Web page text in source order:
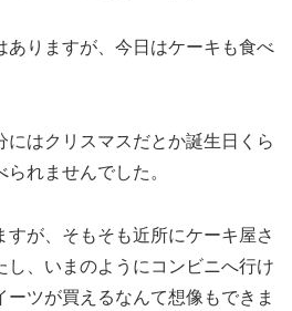
ありますが、今日はケーキも食べ
にはクリスマスだとか誕生日くら
れませんでした。
すが、そもそも近所にケーキ屋さ
し、いまのようにコンビニへ行け
ーツが買えるなんて想像もできま